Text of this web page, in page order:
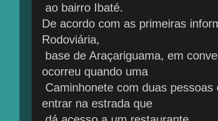
ao bairro Ibaté.
De acordo com as primeiras
Rodoviária,
base de Araçariguama, em
ocorreu quando uma
Caminhonete com duas
entrar na estrada que